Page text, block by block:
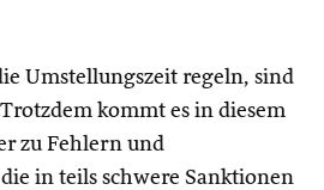
Umstellungszeit regeln, sind
kommt es in diesem
zu Fehlern und
in teils schwere Sanktionen